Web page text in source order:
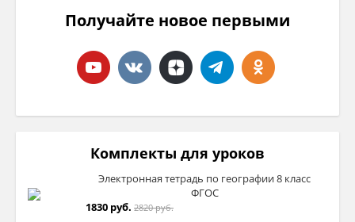
Получайте новое первыми
Комплекты для уроков
Электронная тетрадь по географии 8 класс
ФГОС
1830 руб. 2820 руб.